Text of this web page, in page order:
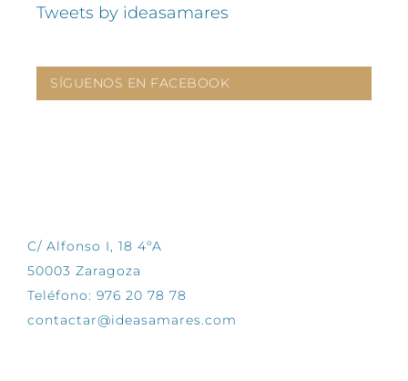
Tweets by ideasamares
SÍGUENOS EN FACEBOOK
C/ Alfonso I, 18 4ºA
50003 Zaragoza
Teléfono: 976 20 78 78
contactar@ideasamares.com